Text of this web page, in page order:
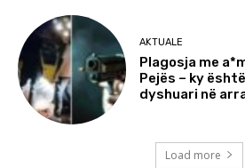
AKTUALE
Plagosja me
Pejës – ky
dyshuari në
Load more